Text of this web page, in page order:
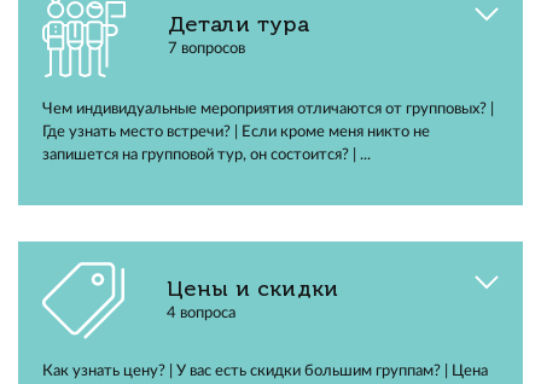
Детали тура
7 вопросов
Чем индивидуальные мероприятия отличаются от групповых? |
Где узнать место встречи? | Если кроме меня никто не
запишется на групповой тур, он состоится? | ...
Цены и скидки
4 вопроса
Как узнать цену? | У вас есть скидки большим группам? | Цена